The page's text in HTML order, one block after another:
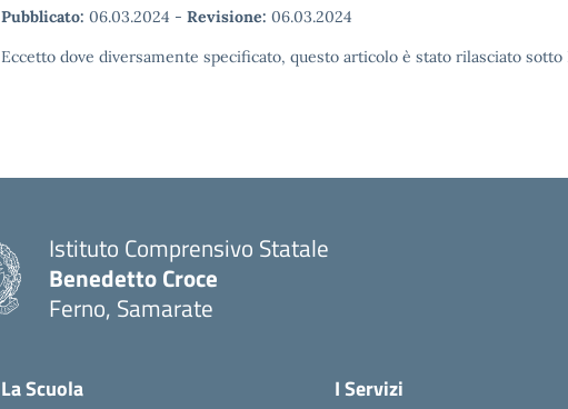
Pubblicato: 06.03.2024 - Revisione: 06.03.2024
Eccetto dove diversamente specificato, questo articolo è stato rilasciato
Istituto Comprensivo Statale
Benedetto Croce
Ferno, Samarate
La Scuola I Servizi